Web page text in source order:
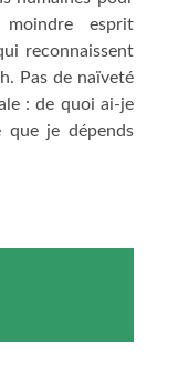
esprit
reconnaissent
Pas de naïveté
: de quoi ai-je
que je dépends